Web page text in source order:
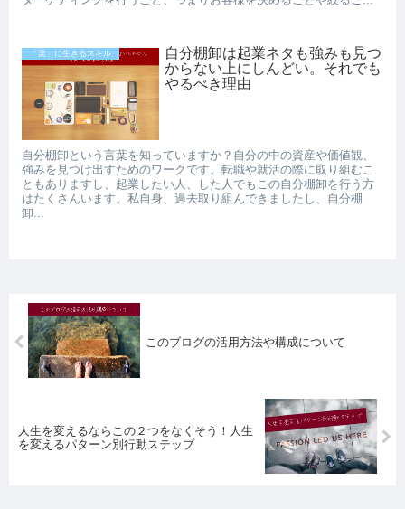
「楽」に生きるスキル
自分棚卸は起業ネタも強みも見つ
からない上にしんどい。それでも
やるべき理由
自分棚卸という言葉を知っていますか？自分の中の資産や価値観、
強みを見つけ出すためのワークです。転職や就活の際に取り組むこ
ともありますし、起業したい人、した人でもこの自分棚卸を行う方
はたくさんいます。私自身、過去取り組んできましたし、自分棚
卸...
このブログの活用方法や構成について
人生を変えるならこの２つをなくそう！人生
を変えるパターン別行動ステップ